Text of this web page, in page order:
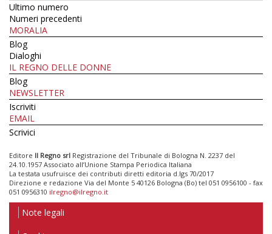
Ultimo numero
Numeri precedenti
MORALIA
Blog
Dialoghi
IL REGNO DELLE DONNE
Blog
NEWSLETTER
Iscriviti
EMAIL
Scrivici
Editore Il Regno srl Registrazione del Tribunale di Bologna N. 2237 del
24.10.1957 Associato all’Unione Stampa Periodica Italiana
La testata usufruisce dei contributi diretti editoria d.lgs 70/2017
Direzione e redazione Via del Monte 5 40126 Bologna (Bo) tel 051 0956100 - fax
051 0956310 ilregno@ilregno.it
Note legali